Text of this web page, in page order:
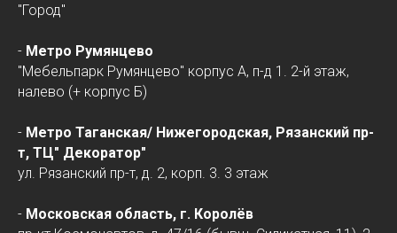
"Город"
- Метро Румянцево
"Мебельпарк Румянцево" корпус А, п-д 1. 2-й этаж,
налево (+ корпус Б)
- Метро Таганская/ Нижегородская, Рязанский пр-
т, ТЦ" Декоратор"
ул. Рязанский пр-т, д. 2, корп. 3. 3 этаж
- Московская область, г. Королёв